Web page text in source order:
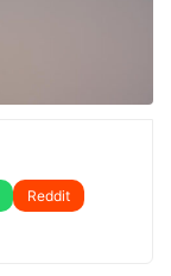
Reddit